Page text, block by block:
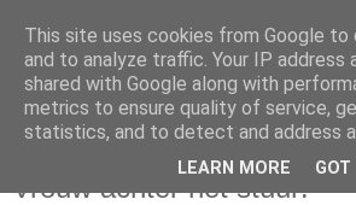
maandag 3 augustus 2015
Vrouw achter het stuur!
This site uses cookies from Google to
and to analyze traffic. Your IP address
shared with Google along with
metrics to ensure quality of service,
statistics, and to detect and address
LEARN MORE GOT